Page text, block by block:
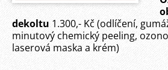
dekoltu 1.300,- Kč (odlíčení,
minutový chemický peeling,
laserová maska a krém)